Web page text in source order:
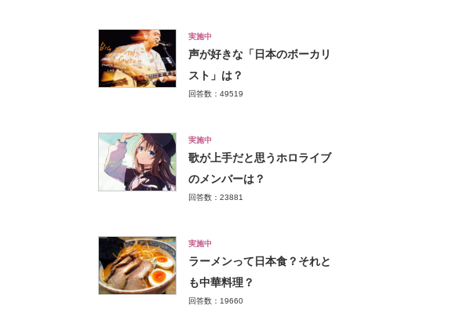
実施中
声が好きな「日本のボーカリ
スト」は？
回答数：49519
実施中
歌が上手だと思うホロライブ
のメンバーは？
回答数：23881
実施中
ラーメンって日本食？それと
も中華料理？
回答数：19660